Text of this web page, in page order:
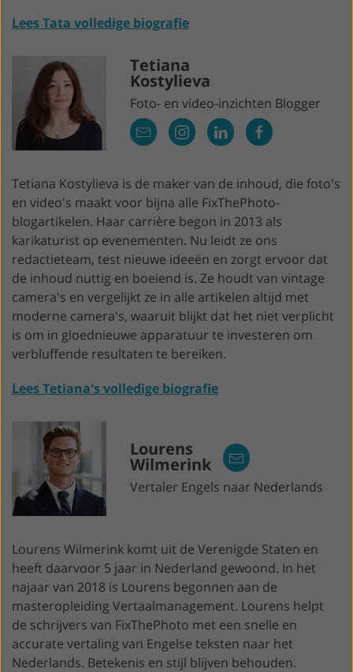
Lees Tata volledige biografie
Tetiana
Kostylieva
Foto- en video-inzichten Blogger
Tetiana Kostylieva is de maker van de inhoud, die foto's
en video's maakt voor bijna alle FixThePhoto-
blogartikelen. Haar carrière begon in 2013 als
karikaturist op evenementen. Nu leidt ze ons
redactieteam, test nieuwe ideeën en zorgt ervoor dat
de inhoud nuttig en boeiend is. Ze houdt van vintage
camera's en vergelijkt ze in alle artikelen altijd met
moderne camera's, waaruit blijkt dat het niet verplicht
is om in gloednieuwe apparatuur te investeren om
verbluffende resultaten te bereiken.
Lees Tetiana's volledige biografie
Lourens
Wilmerink
Vertaler Engels naar Nederlands
Lourens Wilmerink komt uit de Verenigde Staten en
heeft daarvoor 5 jaar in Nederland gewoond. In het
najaar van 2018 is Lourens begonnen aan de
masteropleiding Vertaalmanagement. Lourens helpt
de schrijvers van FixThePhoto met een snelle en
accurate vertaling van Engelse teksten naar het
Nederlands. Betekenis en stijl blijven behouden.